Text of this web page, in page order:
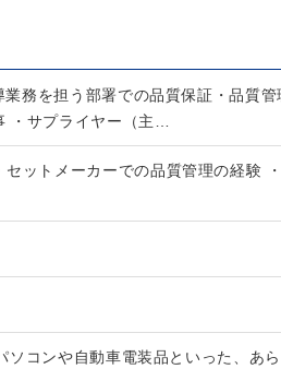
業務を担う部署での品質保証・品質
・サプライヤー（主…
セットメーカーでの品質管理の経験
ソコンや自動車電装品といった、あ